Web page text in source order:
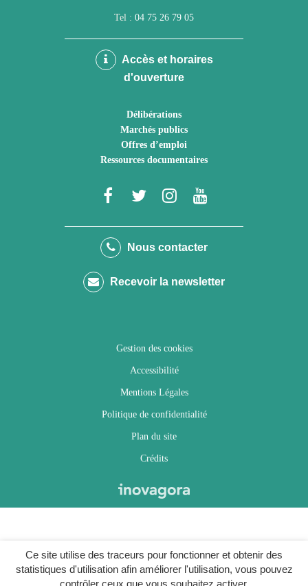
Ce site utilise des traceurs pour fonctionner et obtenir des
statistiques d'utilisation afin améliorer l'utilisation, vous pouvez
contrôler ceux que vous souhaitez activer.
Tel : 04 75 26 79 05
Accès et horaires
d'ouverture
Délibérations
Marchés publics
Offres d’emploi
Ressources documentaires
Lien
le
Facebook
Lien
le
Twitter
Lien
le
Instagram
Youtube
Nous contacter
Recevoir la newsletter
Gestion des cookies
Accessibilité
Mentions Légales
Politique de confidentialité
Plan du site
Crédits